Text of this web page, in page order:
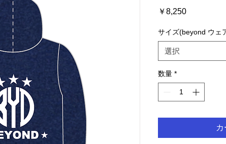
￥8,250価
サイズ(beyond ウェ
選択
数量 *